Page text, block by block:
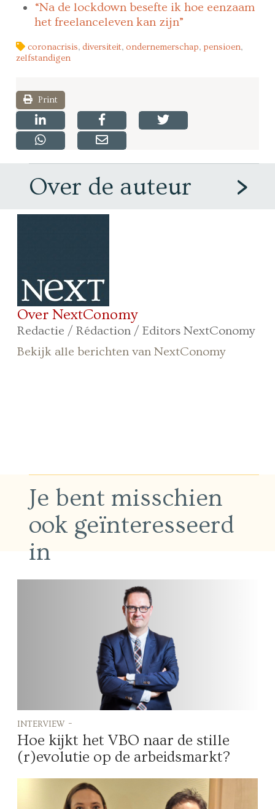
“Na de lockdown besefte ik hoe eenzaam
het freelanceleven kan zijn”
coronacrisis,diversiteit,ondernemerschap, pensioen,
zelfstandigen
Print
Over de auteur
Over NextConomy
Redactie / Rédaction / Editors NextConomy
Bekijk alle berichten van NextConomy
Je bent misschien
ook geïnteresseerd
in
interview -
Hoe kijkt het VBO naar de stille
(r)evolutie op de arbeidsmarkt?